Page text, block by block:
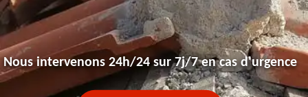
Nous intervenons 24h/24 sur 7j/7 en cas d'urgence